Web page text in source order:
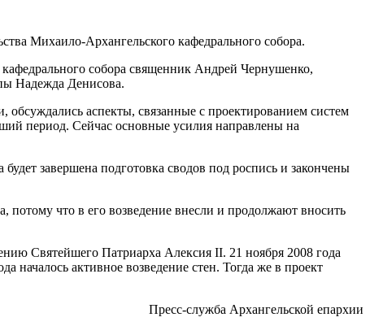
Михаило-Архангельского кафедрального собора.
собора священник Андрей Чернушенко,
Надежда Денисова.
аспекты, связанные с проектированием систем
период. Сейчас основные усилия направлены на
завершена подготовка сводов под роспись и закончены
потому что в его возведение внесли и продолжают вносить
Святейшего Патриарха Алексия II. 21 ноября 2008 года
началось активное возведение стен. Тогда же в проект
Пресс-служба Архангельской епархии